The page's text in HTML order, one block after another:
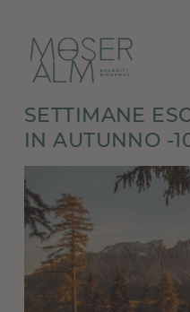
SETTIMANE
IN AUTUNNO -